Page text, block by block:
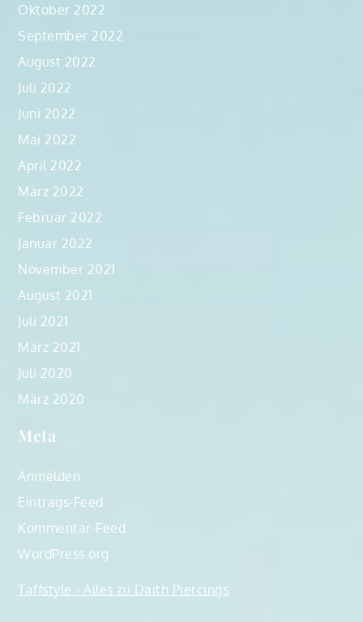
Oktober 2022
September 2022
August 2022
Juli 2022
Juni 2022
Mai 2022
April 2022
März 2022
Februar 2022
Januar 2022
November 2021
August 2021
Juli 2021
März 2021
Juli 2020
März 2020
Meta
Anmelden
Eintrags-Feed
Kommentar-Feed
WordPress.org
Taffstyle - Alles zu Daith Piercings